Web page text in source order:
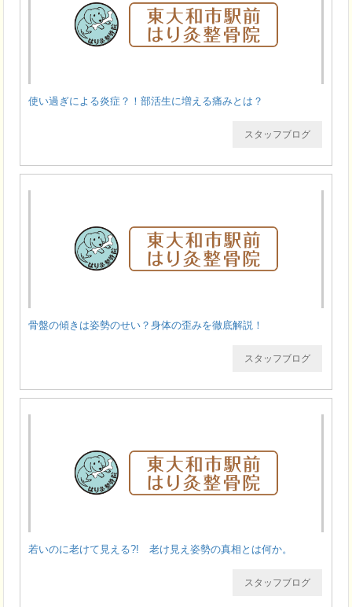
使い過ぎによる炎症？！部活生に増える痛みとは？
スタッフブログ
骨盤の傾きは姿勢のせい？身体の歪みを徹底解説！
スタッフブログ
若いのに老けて見える?! 老け見え姿勢の真相とは何か。
スタッフブログ